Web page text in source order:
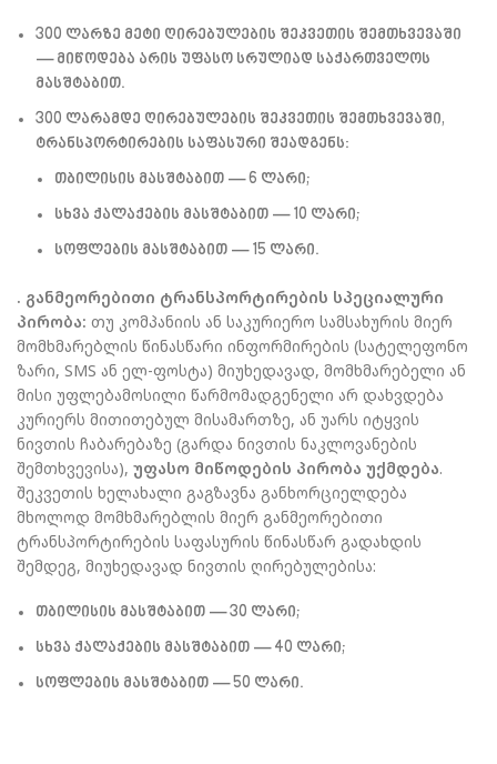
300 ლარზე მეტი ღირებულების შეკვეთის შემთხვევაში
— მიწოდება არის უფასო სრულიად საქართველოს
მასშტაბით.
300 ლარამდე ღირებულების შეკვეთის შემთხვევაში,
ტრანსპორტირების საფასური შეადგენს:
თბილისის მასშტაბით — 6 ლარი;
სხვა ქალაქების მასშტაბით — 10 ლარი;
სოფლების მასშტაბით — 15 ლარი.
. განმეორებითი ტრანსპორტირების სპეციალური
პირობა: თუ კომპანიის ან საკურიერო სამსახურის მიერ
მომხმარებლის წინასწარი ინფორმირების (სატელეფონო
ზარი, SMS ან ელ-ფოსტა) მიუხედავად, მომხმარებელი ან
მისი უფლებამოსილი წარმომადგენელი არ დახვდება
კურიერს მითითებულ მისამართზე, ან უარს იტყვის
ნივთის ჩაბარებაზე (გარდა ნივთის ნაკლოვანების
შემთხვევისა), უფასო მიწოდების პირობა უქმდება.
შეკვეთის ხელახალი გაგზავნა განხორციელდება
მხოლოდ მომხმარებლის მიერ განმეორებითი
ტრანსპორტირების საფასურის წინასწარ გადახდის
შემდეგ, მიუხედავად ნივთის ღირებულებისა:
თბილისის მასშტაბით — 30 ლარი;
სხვა ქალაქების მასშტაბით — 40 ლარი;
სოფლების მასშტაბით — 50 ლარი.